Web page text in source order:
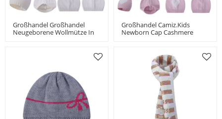
Großhandel Großhandel
Neugeborene Wollmütze In
Großhandel Camiz.kids
Newborn Cap Cashmere